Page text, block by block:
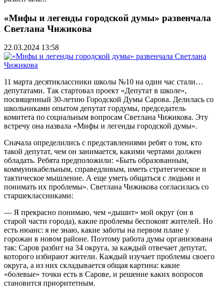
«Мифы и легенды городской думы» развенчала
Светлана Чижикова
22.03.2024 13:58
11 марта десятиклассники школы №10 на один час стали…
депутатами. Так стартовал проект «Депутат в школе»,
посвященный 30-летию Городской Думы Сарова. Делилась со
школьниками опытом депутат гордумы, председатель
комитета по социальным вопросам Светлана Чижикова. Эту
встречу она назвала «Мифы и легенды городской думы».
Сначала определились с представлениями ребят о том, кто
такой депутат, чем он занимается, какими чертами должен
обладать. Ребята предположили: «Быть образованным,
коммуникабельным, справедливым, иметь стратегическое и
тактическое мышление. А еще уметь общаться с людьми и
понимать их проблемы». Светлана Чижикова согласилась со
старшеклассниками:
— Я прекрасно понимаю, чем «дышит» мой округ (он в
старой части города), какие проблемы беспокоят жителей. Но
есть нюанс: я не знаю, какие заботы на первом плане у
горожан в новом районе. Поэтому работа думы организована
так: Саров разбит на 34 округа, за каждый отвечает депутат,
которого избирают жители. Каждый изучает проблемы своего
округа, а из них складывается общая картина: какие
«болевые» точки есть в Сарове, и решение каких вопросов
становится приоритетным.